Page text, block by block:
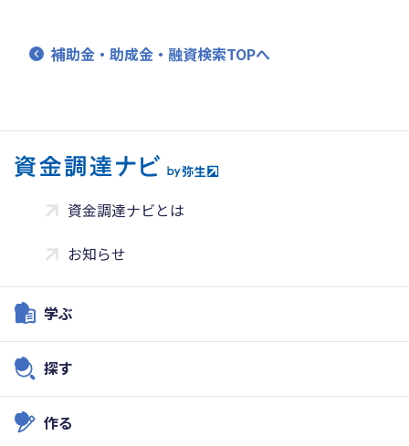
補助金・助成金・融資検索TOPへ
資金調達ナビとは
お知らせ
学ぶ
探す
作る